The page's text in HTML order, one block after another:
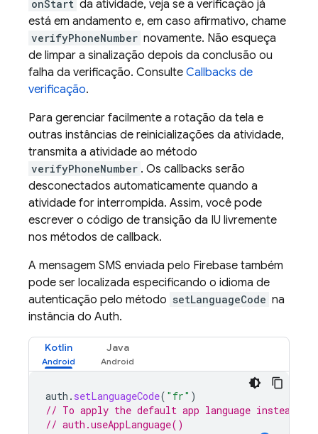
onStart da atividade, veja se a verificação já
está em andamento e, em caso afirmativo, chame
verifyPhoneNumber novamente. Não esqueça
de limpar a sinalização depois da conclusão ou
falha da verificação. Consulte Callbacks de
verificação.
Para gerenciar facilmente a rotação da tela e
outras instâncias de reinicializações da atividade,
transmita a atividade ao método
verifyPhoneNumber . Os callbacks serão
desconectados automaticamente quando a
atividade for interrompida. Assim, você pode
escrever o código de transição da IU livremente
nos métodos de callback.
A mensagem SMS enviada pelo Firebase também
pode ser localizada especificando o idioma de
autenticação pelo método setLanguageCode na
instância do Auth.
Kotlin Java
auth . setLanguageCode( "fr" )
// To apply the default app language
// auth.useAppLanguage()